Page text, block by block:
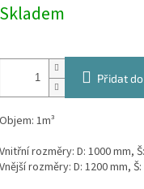
cena:
Skladem
Přidat
Objem: 1m³
Vnitřní rozměry: D: 1000 mm,
Vnější rozměry: D: 1200 mm,